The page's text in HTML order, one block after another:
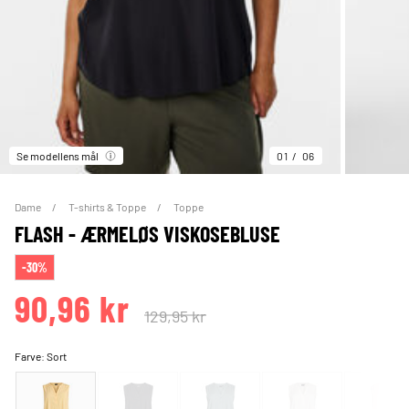
Se modellens mål 01 06
Dame T-shirts & Toppe Toppe
FLASH - ÆRMELØS VISKOSEBLUSE
-30%
90,96 kr 129,95 kr
Farve:Sort